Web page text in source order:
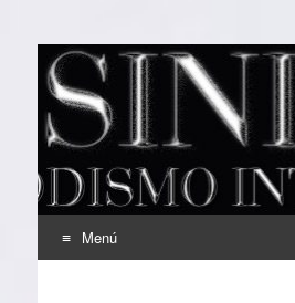
EL SINDICAL
Periodismo Inteligente
Menú